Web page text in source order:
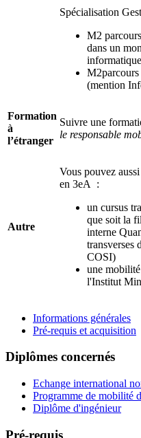
Spécialisation
M2
dans un
(mention
Formation
à
l’étranger
Suivre une
le responsable
Autre
Vous pouvez
en 3eA :
un cursus
que soit la
interne
transverses
COSI)
une
l'Institut
Informations générales
Pré-requis et acquisition
Diplômes concernés
Echange international
Programme de mobilité
Diplôme d'ingénieur
Pré-requis